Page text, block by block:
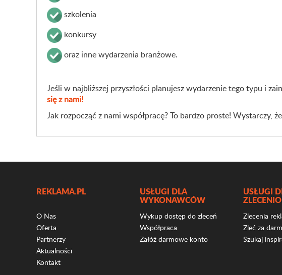
szkolenia
konkursy
oraz inne wydarzenia branżowe.
Jeśli w najbliższej przyszłości planujesz wydarzenie tego typu i
się z nami!
Jak rozpocząć z nami współpracę? To bardzo proste!
REKLAMA.PL
O Nas
Oferta
Partnerzy
Aktualności
Kontakt
USŁUGI DLA
WYKONAWCÓW
Wykup dostęp do zleceń
Współpraca
Załóż darmowe konto
USŁUGI
Zlecenia
Zleć za
Szukaj